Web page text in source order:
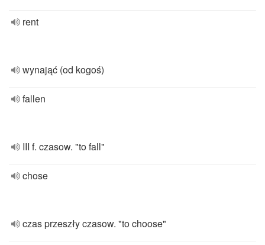
rent
wynająć (od kogoś)
fallen
III f. czasow. "to fall"
chose
czas przeszły czasow. "to choose"